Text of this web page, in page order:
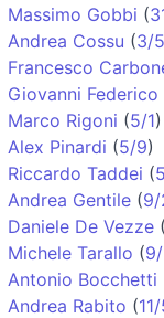
Massimo Gobbi (
Andrea Cossu (3/5
Francesco
Giovanni Federico
Marco Rigoni (5/1)
Alex Pinardi (5/9)
Riccardo Taddei (
Andrea Gentile (9/
Daniele De Vezze (
Michele Tarallo (
Antonio Bocchetti
Andrea Rabito (